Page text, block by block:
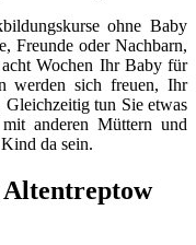
ohne Baby
Freunde oder Nachbarn,
Wochen Ihr Baby für
werden sich freuen, Ihr
tun Sie etwas
anderen Müttern und
da sein.